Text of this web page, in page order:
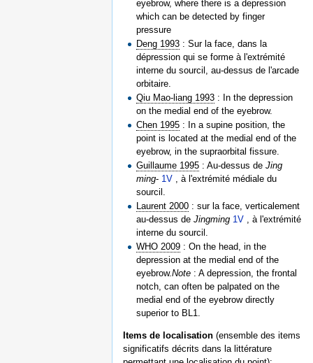
eyebrow, where there is a depression
which can be detected by finger
pressure
Deng 1993 : Sur la face, dans la
dépression qui se forme à l'extrémité
interne du sourcil, au-dessus de l'arcade
orbitaire.
Qiu Mao-liang 1993 : In the depression
on the medial end of the eyebrow.
Chen 1995 : In a supine position, the
point is located at the medial end of the
eyebrow, in the supraorbital fissure.
Guillaume 1995 : Au-dessus deJing
ming- 1V , à l'extrémité médiale du
sourcil.
Laurent 2000 : sur la face, verticalement
au-dessus deJingming 1V , à l'extrémité
interne du sourcil.
WHO 2009 : On the head, in the
depression at the medial end of the
eyebrow.Note : A depression, the frontal
notch, can often be palpated on the
medial end of the eyebrow directly
superior to BL1.
Items de localisation (ensemble des items
significatifs décrits dans la littérature